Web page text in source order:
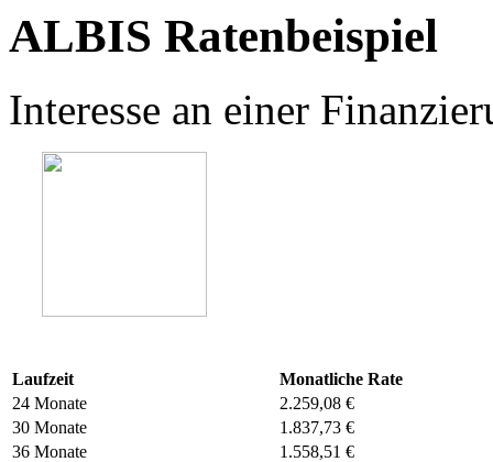
ALBIS Ratenbeispiel
Interesse an einer
Laufzeit
Monatliche Rate
24 Monate
2.259,08 €
30 Monate
1.837,73 €
36 Monate
1.558,51 €